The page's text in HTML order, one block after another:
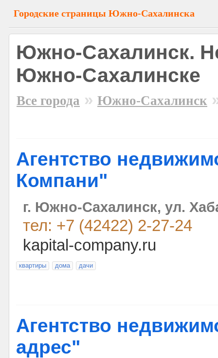
Городские страницы Южно-Сахалинска
Южно-Сахалинск.
Южно-Сахалинске
Все города » Южно-Сахалинск
Агентство
Компани"
г. Южно-Сахалинск, ул.
тел: +7 (42422) 2-27-24
kapital-company.ru
квартиры дома дачи
Агентство
адрес"